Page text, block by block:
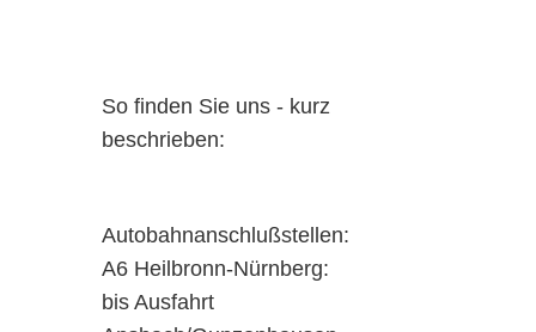
So finden Sie uns - kurz
beschrieben:
Autobahnanschlußstellen:
A6 Heilbronn-Nürnberg:
bis Ausfahrt